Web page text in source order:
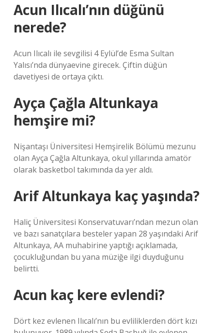
Acun Ilıcalı’nın düğünü
nerede?
Acun Ilıcalı ile sevgilisi 4 Eylül’de Esma Sultan
Yalısı’nda dünyaevine girecek. Çiftin düğün
davetiyesi de ortaya çıktı.
Ayça Çağla Altunkaya
hemşire mi?
Nişantaşı Üniversitesi Hemşirelik Bölümü mezunu
olan Ayça Çağla Altunkaya, okul yıllarında amatör
olarak basketbol takımında da yer aldı.
Arif Altunkaya kaç yaşında?
Haliç Üniversitesi Konservatuvarı’ndan mezun olan
ve bazı sanatçılara besteler yapan 28 yaşındaki Arif
Altunkaya, AA muhabirine yaptığı açıklamada,
çocukluğundan bu yana müziğe ilgi duyduğunu
belirtti.
Acun kaç kere evlendi?
Dört kez evlenen Ilıcalı’nın bu evliliklerden dört kızı